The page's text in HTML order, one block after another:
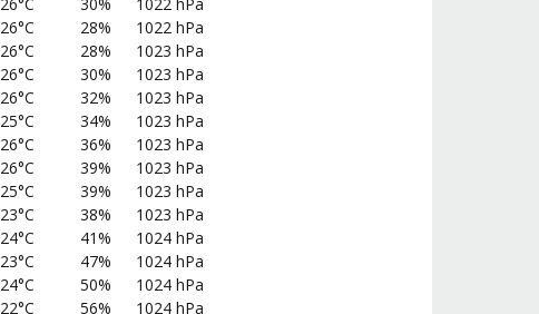
26°C 28%
1022 hPa
26°C 28%
1023 hPa
26°C 30%
1023 hPa
26°C 32%
1023 hPa
25°C 34%
1023 hPa
26°C 36%
1023 hPa
26°C 39%
1023 hPa
25°C 39%
1023 hPa
23°C 38%
1023 hPa
24°C 41%
1024 hPa
23°C 47%
1024 hPa
24°C 50%
1024 hPa
22°C 56%
1024 hPa